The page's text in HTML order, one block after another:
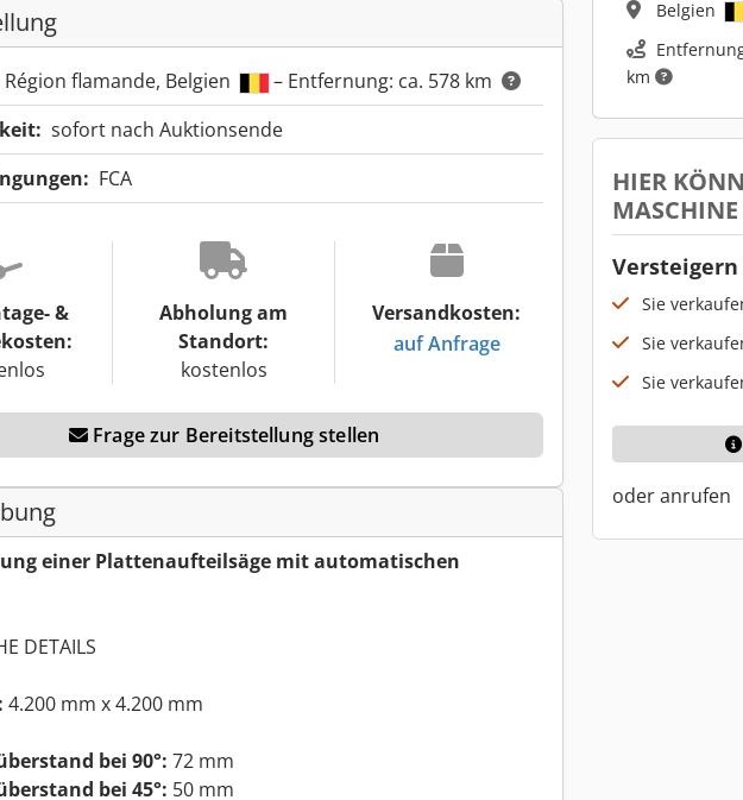
Région flamande, Belgien
– Entfernung: ca. 578 km
sofort nach Auktionsende
FCA
&
Abholung am
Standort:
kostenlos
Versandkosten:
auf Anfrage
Frage zur Bereitstellung stellen
einer Plattenaufteilsäge mit automatischen
DETAILS
4.200 mm x 4.200 mm
bei 90°: 72 mm
bei 45°: 50 mm
Belgien
km
HIER
MASCHINE
Sie
Sie
Sie
oder anrufen